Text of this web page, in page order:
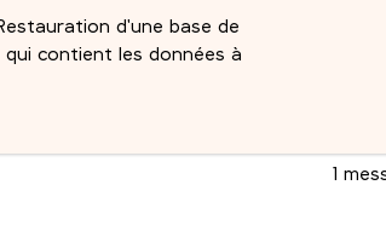
d'une base de
qui contient les données à
1